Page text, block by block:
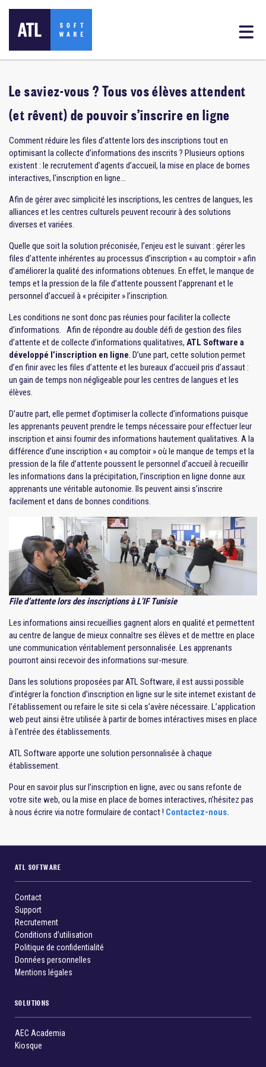
Le saviez-vous ? Tous vos élèves attendent
(et rêvent) de pouvoir s’inscrire en ligne
Comment réduire les files d’attente lors des inscriptions tout en
optimisant la collecte d’informations des inscrits ? Plusieurs options
existent : le recrutement d’agents d’accueil, la mise en place de bornes
interactives, l’inscription en ligne…
Afin de gérer avec simplicité les inscriptions, les centres de langues, les
alliances et les centres culturels peuvent recourir à des solutions
diverses et variées.
Quelle que soit la solution préconisée, l’enjeu est le suivant : gérer les
files d’attente inhérentes au processus d’inscription « au comptoir » afin
d’améliorer la qualité des informations obtenues. En effet, le manque de
temps et la pression de la file d’attente poussent l’apprenant et le
personnel d’accueil à « précipiter » l’inscription.
Les conditions ne sont donc pas réunies pour faciliter la collecte
d’informations. Afin de répondre au double défi de gestion des files
d’attente et de collecte d’informations qualitatives, ATL Software a
développé l’inscription en ligne. D’une part, cette solution permet
d’en finir avec les files d’attente et les bureaux d’accueil pris d’assaut :
un gain de temps non négligeable pour les centres de langues et les
élèves.
D’autre part, elle permet d’optimiser la collecte d’informations puisque
les apprenants peuvent prendre le temps nécessaire pour effectuer leur
inscription et ainsi fournir des informations hautement qualitatives. A la
différence d’une inscription « au comptoir » où le manque de temps et la
pression de la file d’attente poussent le personnel d’accueil à recueillir
les informations dans la précipitation, l’inscription en ligne donne aux
apprenants une véritable autonomie. Ils peuvent ainsi s’inscrire
facilement et dans de bonnes conditions.
File d’attente lors des inscriptions à L’IF Tunisie
Les informations ainsi recueillies gagnent alors en qualité et permettent
au centre de langue de mieux connaître ses élèves et de mettre en place
une communication véritablement personnalisée. Les apprenants
pourront ainsi recevoir des informations sur-mesure.
Dans les solutions proposées par ATL Software, il est aussi possible
d’intégrer la fonction d’inscription en ligne sur le site internet existant de
l’établissement ou refaire le site si cela s’avère nécessaire. L’application
web peut ainsi être utilisée à partir de bornes intéractives mises en place
à l’entrée des établissements.
ATL Software apporte une solution personnalisée à chaque
établissement.
Pour en savoir plus sur l’inscription en ligne, avec ou sans refonte de
votre site web, ou la mise en place de bornes interactives, n’hésitez pas
à nous écrire via notre formulaire de contact ! Contactez-nous.
ATL SOFTWARE
Contact
Support
Recrutement
Conditions d’utilisation
Politique de confidentialité
Données personnelles
Mentions légales
SOLUTIONS
AEC Academia
Kiosque